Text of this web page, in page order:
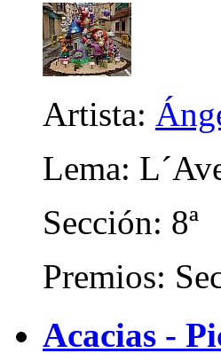
Artista:
Lema:
Sección: 8ª
Premios:
Acacias -